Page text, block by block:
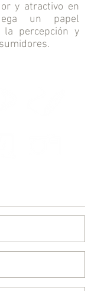
y atractivo en
un papel
la percepción y